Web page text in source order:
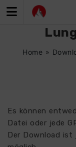
Inhalt
Home »
Es können
Datei oder jede
Der Download ist